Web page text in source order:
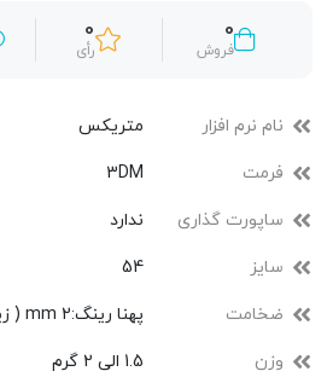
0
فروش
0
رأی
نام نرم افزار متریکس
فرمت 3DM
ساپورت گذاری ندارد
سایز 54
ضخامت پهنا رینگ:2 mm ( زیر بازو: 1.3 mm)
وزن 1.5 الی 2 گرم